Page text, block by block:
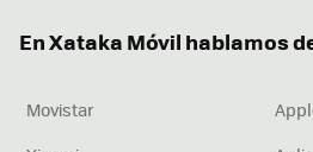
En Xataka Móvil hablamos
Movistar